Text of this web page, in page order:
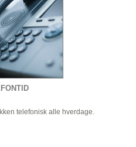
telefonisk alle hverdage.